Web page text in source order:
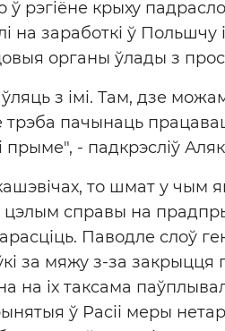
рэгіёне крыху
на заработкі ў
органы ўлады з
з імі. Там, дзе
пачынаць
прыме", - падкрэсліў
то шмат у чым
цэлым справы на
Паводле слоў
за мяжу з-за закрыцця
на іх таксама
ў Расіі меры